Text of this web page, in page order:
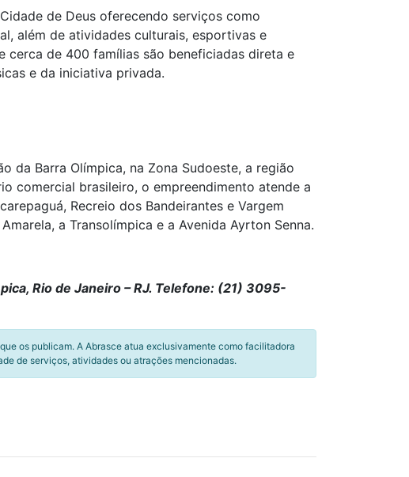
de Deus oferecendo serviços como
além de atividades culturais, esportivas e
cerca de 400 famílias são beneficiadas direta e
e da iniciativa privada.
da Barra Olímpica, na Zona Sudoeste, a região
comercial brasileiro, o empreendimento atende a
Recreio dos Bandeirantes e Vargem
a Transolímpica e a Avenida Ayrton Senna.
Rio de Janeiro – RJ. Telefone: (21) 3095-
os publicam. A Abrasce atua exclusivamente como facilitadora
de serviços, atividades ou atrações mencionadas.